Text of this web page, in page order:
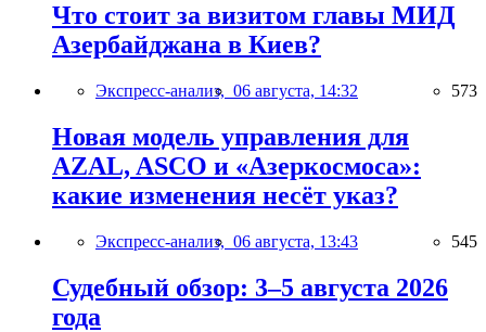
Что стоит за визитом главы МИД
Азербайджана в Киев?
Экспресс-анализ, 06 августа, 14:32 573
Новая модель управления для
AZAL, ASCO и «Азеркосмоса»:
какие изменения несёт указ?
Экспресс-анализ, 06 августа, 13:43 545
Судебный обзор: 3–5 августа 2026
года